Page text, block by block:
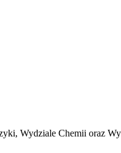
Wydziale Chemii oraz